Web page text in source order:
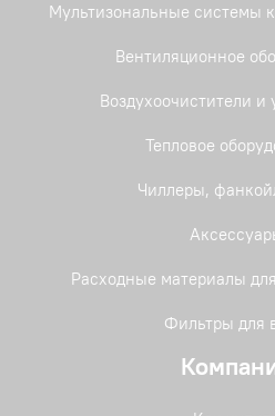
Мультизональные системы
Вентиляционное
Воздухоочистители и
Тепловое
Чиллеры,
Расходные материалы
Фильтры для